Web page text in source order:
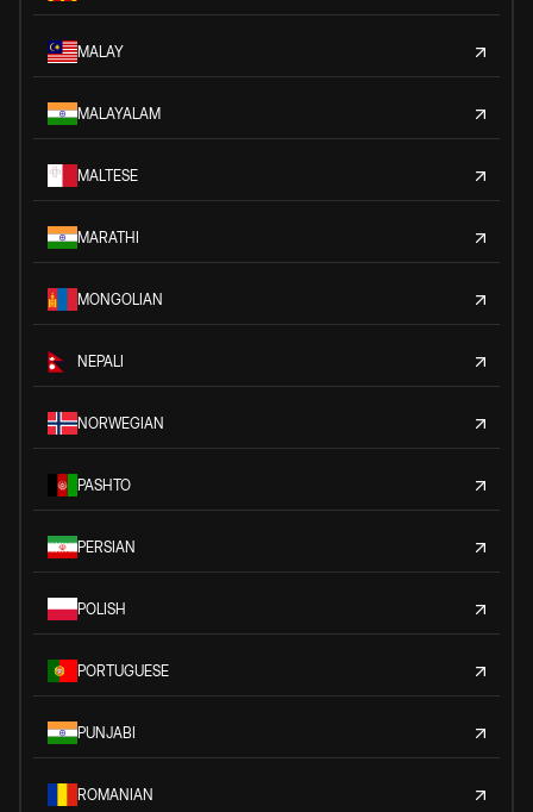
MALAY
MALAYALAM
MALTESE
MARATHI
MONGOLIAN
NEPALI
NORWEGIAN
PASHTO
PERSIAN
POLISH
PORTUGUESE
PUNJABI
ROMANIAN